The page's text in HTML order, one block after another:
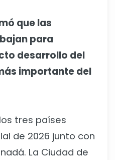
que las
para
desarrollo del
importante del
tres países
de 2026 junto con
La Ciudad de